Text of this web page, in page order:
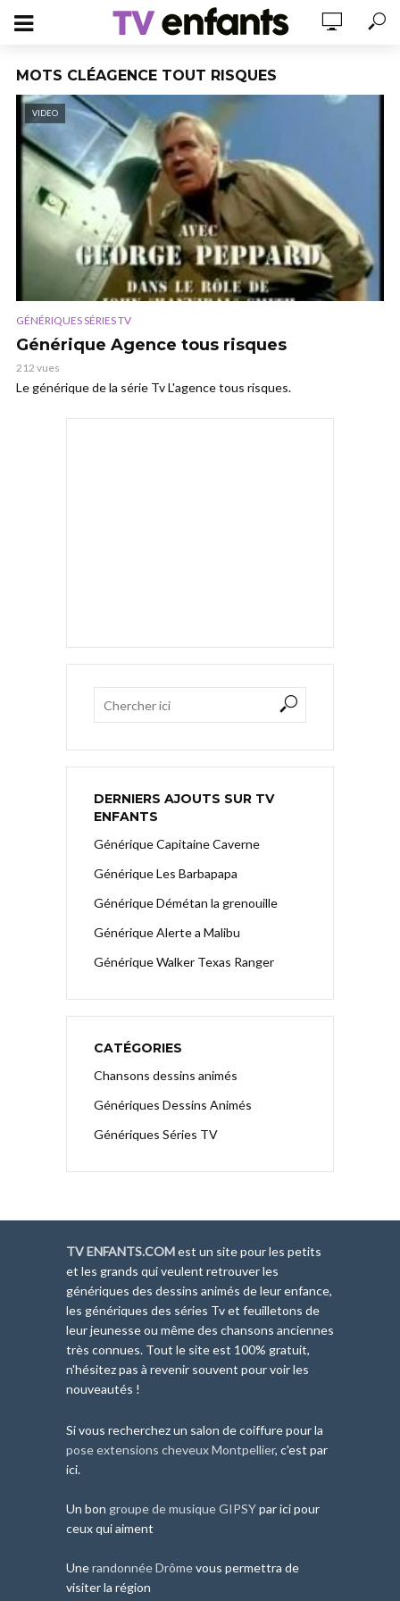
MOTS CLÉAGENCE TOUT RISQUES
VIDEO
GÉNÉRIQUES SÉRIES TV
Générique Agence tous risques
212 vues
Le générique de la série Tv L'agence tous risques.
DERNIERS AJOUTS SUR TV
ENFANTS
Générique Capitaine Caverne
Générique Les Barbapapa
Générique Démétan la grenouille
Générique Alerte a Malibu
Générique Walker Texas Ranger
CATÉGORIES
Chansons dessins animés
Génériques Dessins Animés
Génériques Séries TV
TV ENFANTS.COMest un site pour les petits
et les grands qui veulent retrouver les
génériques des dessins animés de leur enfance,
les génériques des séries Tv et feuilletons de
leur jeunesse ou même des chansons anciennes
très connues. Tout le site est 100% gratuit,
n'hésitez pas à revenir souvent pour voir les
nouveautés !
Si vous recherchez un salon de coiffure pour la
pose extensions cheveux Montpellier, c'est par
ici.
Un bon groupe de musique GIPSYpar ici pour
ceux qui aiment
Unerandonnée Drômevous permettra de
visiter la région